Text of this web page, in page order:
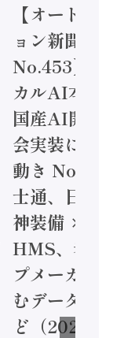
ートメーシ
新聞
】フィジ
AI本格化へ
AI開発や社
装に活発な
Noetra、富
、日立 / 兵
備 ×
、老舗ポン
ーカーが挑
ータ活用 な
2026年7月